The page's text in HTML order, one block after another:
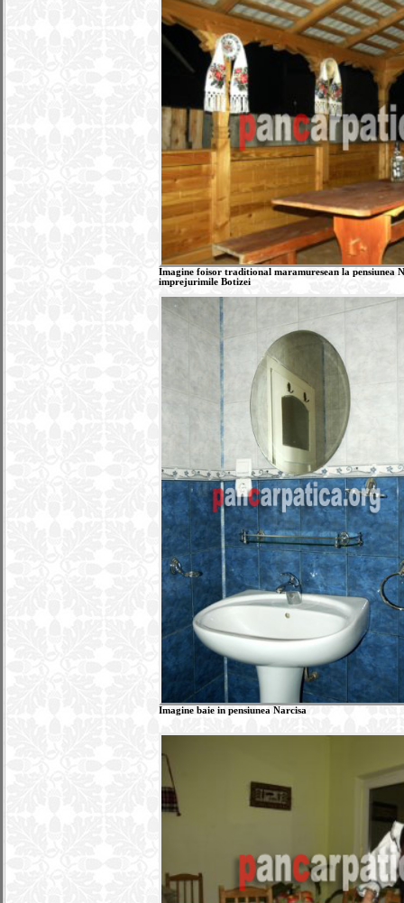
Imagine foisor traditional maramuresean la pensiunea
imprejurimile Botizei
Imagine baie in pensiunea Narcisa